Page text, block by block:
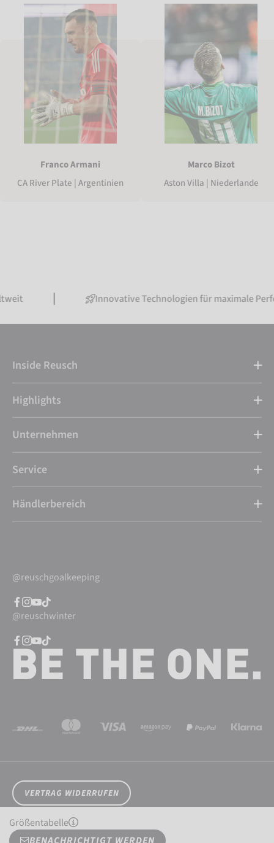
Größentabelle
Franco Armani
CA River Plate | Argentinien
Marco Bizot
Aston Villa | Niederlande
Innovative Technologien für maximale Performance
Inside Reusch
Highlights
Unternehmen
Service
Händlerbereich
@reuschgoalkeeping
@reuschwinter
VERTRAG WIDERRUFEN
WiderrufsrechtBarrierefreiheit
© 2026 Reusch International SpA - AG